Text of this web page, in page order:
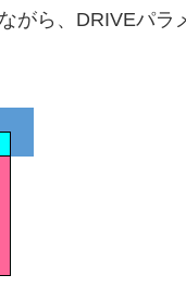
がら、DRIVEパラ